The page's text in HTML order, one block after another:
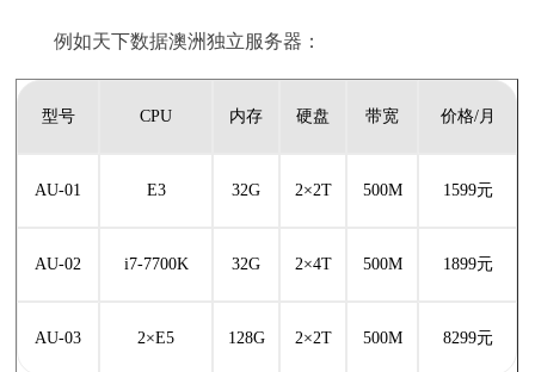
例如天下数据澳洲独立服务器：
型号 CPU 内存 硬盘 带宽 价格/月
AU-01 E3 32G 2×2T 500M 1599元
AU-02 i7-7700K 32G 2×4T 500M 1899元
AU-03 2×E5 128G 2×2T 500M 8299元